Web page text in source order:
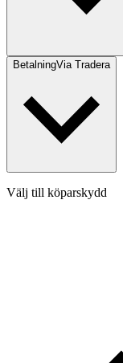
BetalningVia Tradera
Välj till köparskydd